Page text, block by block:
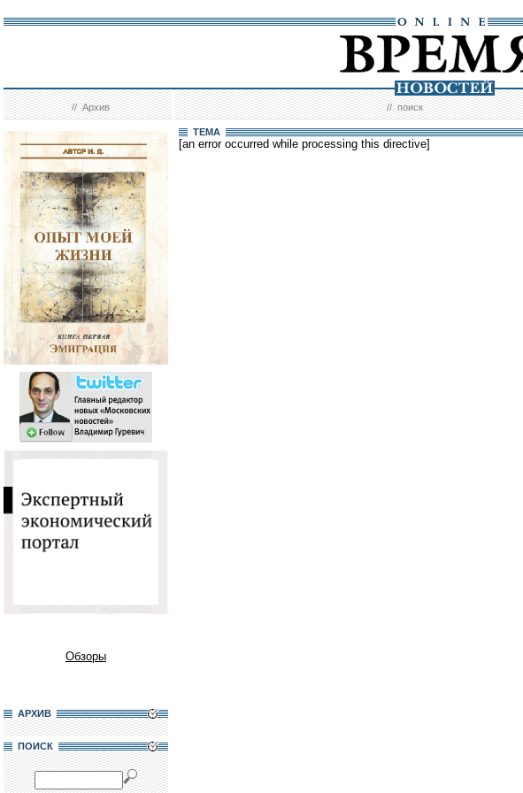
//Архив //поиск
Обзоры
АРХИВ
ПОИСК
ТЕМА
[an error occurred while processing this directive]